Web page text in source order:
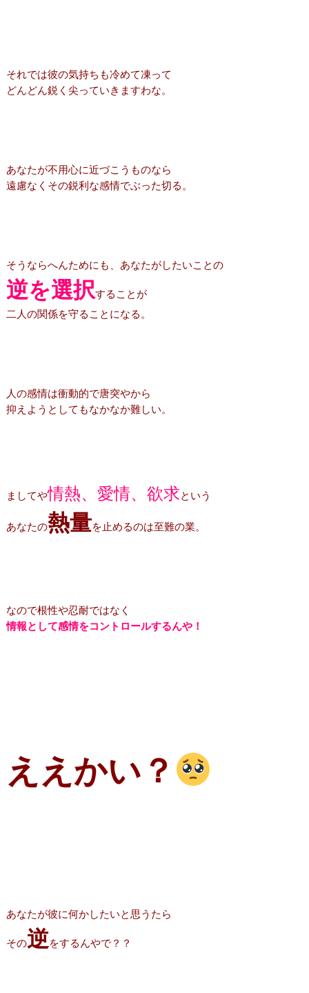
それでは彼の気持ちも冷めて凍って
どんどん鋭く尖っていきますわな。
あなたが不用心に近づこうものなら
遠慮なくその鋭利な感情でぶった切る。
そうならへんためにも、あなたがしたいことの
逆を選択することが
二人の関係を守ることになる。
人の感情は衝動的で唐突やから
抑えようとしてもなかなか難しい。
ましてや情熱、愛情、欲求という
あなたの熱量を止めるのは至難の業。
なので根性や忍耐ではなく
情報として感情をコントロールするんや！
ええかい？
あなたが彼に何かしたいと思うたら
その逆をするんやで？？